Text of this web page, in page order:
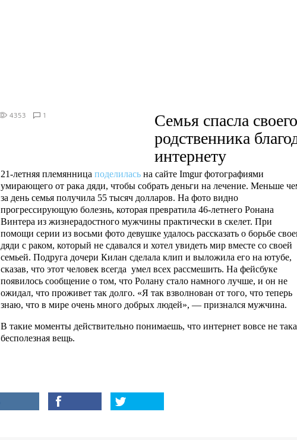
Семья спасла своего
родственника
интернету
4353 1
21-летняя племянница поделилась на сайте Imgur фотографиями
умирающего от рака дяди, чтобы собрать деньги на лечение. Меньше
за день семья получила 55 тысяч долларов. На фото видно
прогрессирующую болезнь, которая превратила 46-летнего Ронана
Винтера из жизнерадостного мужчины практически в скелет. При
помощи серии из восьми фото девушке удалось рассказать о борьбе
дяди с раком, который не сдавался и хотел увидеть мир вместе со своей
семьей. Подруга дочери Килан сделала клип и выложила его на ютубе,
сказав, что этот человек всегда умел всех рассмешить. На фейсбуке
появилось сообщение о том, что Ролану стало намного лучше, и он не
ожидал, что проживет так долго. «Я так взволнован от того, что теперь
знаю, что в мире очень много добрых людей», — признался мужчина.
В такие моменты действительно понимаешь, что интернет вовсе не
бесполезная вещь.